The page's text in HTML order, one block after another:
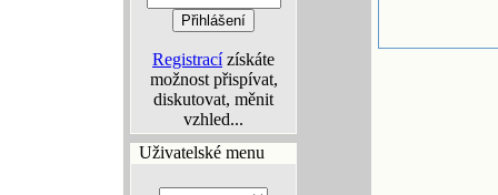
Registracízískáte
možnost přispívat,
diskutovat, měnit
vzhled...
Uživatelské menu